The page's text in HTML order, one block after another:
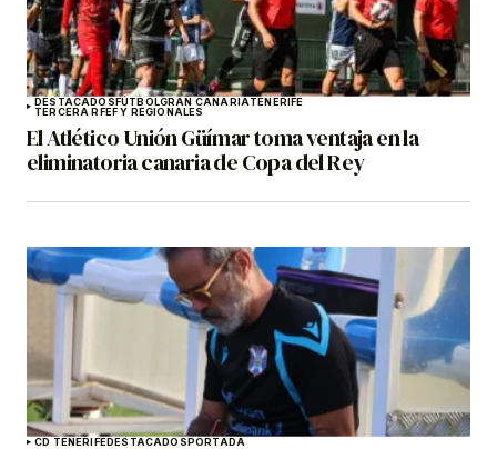
DESTACADOSFÚTBOLGRAN CANARIATENERIFE
TERCERA RFEF Y REGIONALES
El Atlético Unión Güímar toma ventaja en la
eliminatoria canaria de Copa del Rey
CD TENERIFEDESTACADOSPORTADA